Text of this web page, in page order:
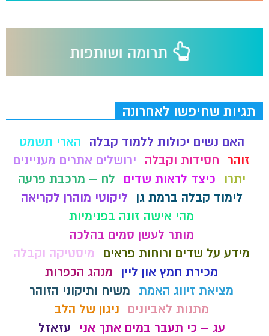
תגיות שחיפשו לאחרונה
האם נשים יכולות ללמוד קבלה
הארי תשמט
זוהר
חסידות וקבלה
ירושלים אתרים מעניינים
יתרו
כיצד לראות שדים
לח – מרכבת פרעה
לימוד קבלה ברמת גן
ליקוטי מוהרן לקריאה
מהי אישה זונה בפנימיות
מותר לעשן סמים בהלכה
מידע על שדים ורוחות פראים
מיסטיקה וקבלה
מכירת חמץ און ליין
מנהג הכפרות
מציאת זיווג האמת משיח ותיקוני הזוהר
מתנות לאביונים
ניגון של הלב
עג – כי תעבר במים אתך אני
עזאזל